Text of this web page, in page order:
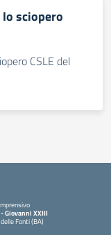
lo sciopero
CSLE del
successiva
Giovanni XXIII
Fonti (BA)
iniziale della scuola